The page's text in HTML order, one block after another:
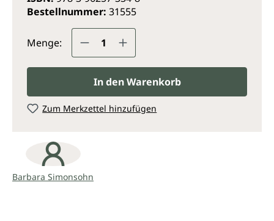
Bestellnummer: 31555
Menge: Produkt Anzahl: Gib den
In den Warenkorb
Zum Merkzettel hinzufügen
Barbara Simonsohn